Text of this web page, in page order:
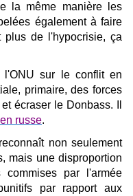
la même manière les
également à faire
plus de l'hypocrisie, ça
l'ONU sur le conflit en
primaire, des forces
écraser le Donbass. Il
russe.
non seulement
mais une disproportion
par l'armée
par rapport aux